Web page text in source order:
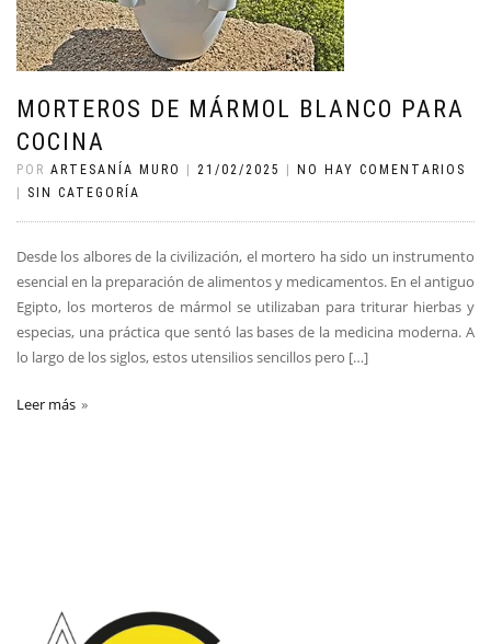
MORTEROS DE MÁRMOL BLANCO PARA
COCINA
POR ARTESANÍA MURO 21/02/2025
NO HAY COMENTARIOS
SIN CATEGORÍA
Desde los albores de la civilización, el mortero ha sido un instrumento
esencial en la preparación de alimentos y medicamentos. En el antiguo
Egipto, los morteros de mármol se utilizaban para triturar hierbas y
especias, una práctica que sentó las bases de la medicina moderna. A
lo largo de los siglos, estos utensilios sencillos pero […]
Leer más